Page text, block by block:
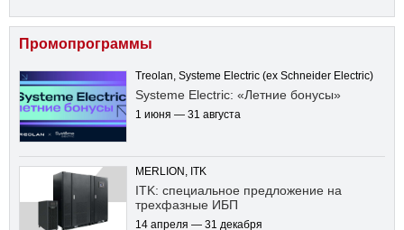
Промопрограммы
Treolan, Systeme Electric (ex Schneider Electric)
Systeme Electric: «Летние бонусы»
1 июня — 31 августа
MERLION, ITK
ITK: специальное предложение на
трехфазные ИБП
14 апреля — 31 декабря